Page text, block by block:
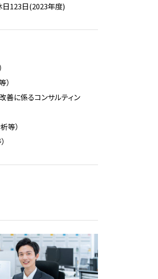
日123日(2023年度)
）
善に係るコンサルティン
等）